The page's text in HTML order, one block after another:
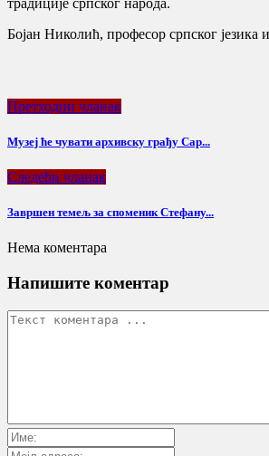
Бојан Николић, професор српског језика
Претходни чланак
Музеј ће чувати архивску грађу Сар...
Следећи чланак
Завршен темељ за споменик Стефану...
Нема коментара
Напишите коментар